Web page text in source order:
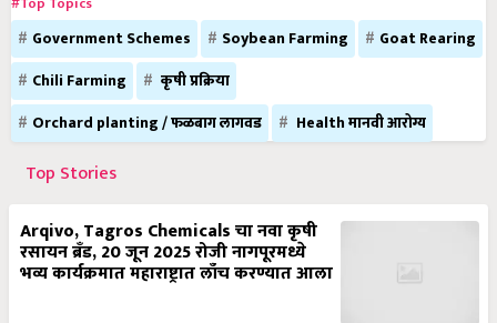
Government Schemes Soybean Farming
Goat Rearing
Chili Farming
कृषी प्रक्रिया
Orchard planting / फळबाग लागवड
Health मानवी आरोग्य
Top Stories
Arqivo, Tagros Chemicals चा नवा कृषी
रसायन ब्रँड, 20 जून 2025 रोजी नागपूरमध्ये
भव्य कार्यक्रमात महाराष्ट्रात लाँच करण्यात आला